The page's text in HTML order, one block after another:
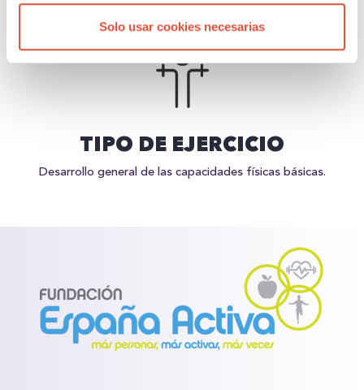
Solo usar cookies necesarias
TIPO DE EJERCICIO
Desarrollo general de las capacidades físicas básicas.